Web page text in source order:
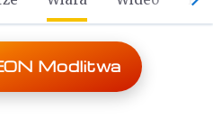
Modlitwa